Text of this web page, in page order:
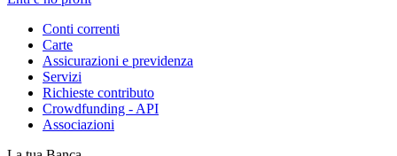
Conti correnti
Carte
Assicurazioni e previdenza
Servizi
Richieste contributo
Crowdfunding - API
Associazioni